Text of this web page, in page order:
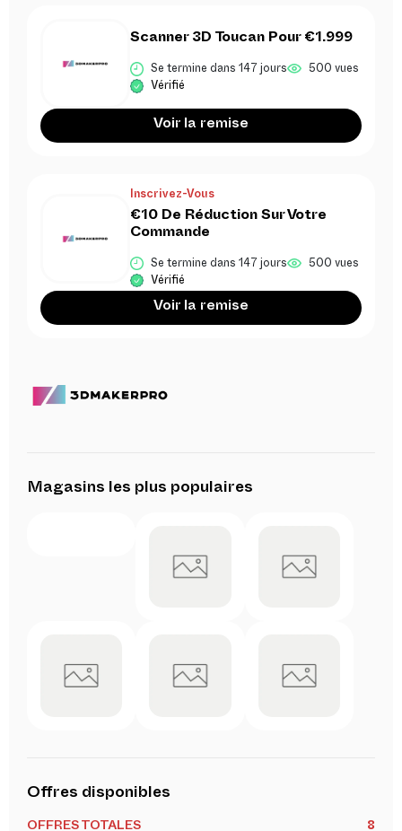
Scanner 3D Toucan Pour €1.999
Se termine dans 147 jours 500 vues
Vérifié
Voir la remise
Inscrivez-Vous
€10 De Réduction Sur Votre
Commande
Se termine dans 147 jours 500 vues
Vérifié
Voir la remise
Magasins les plus populaires
Offres disponibles
OFFRES TOTALES 8